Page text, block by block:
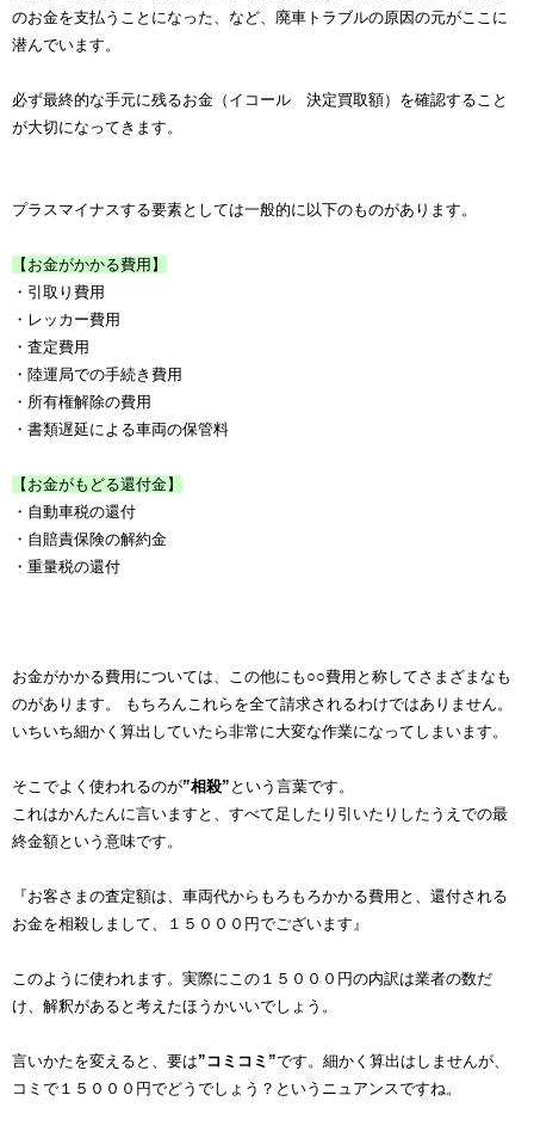
のお金を支払うことになった、など、廃車トラブルの原因の元がここに
潜んでいます。
必ず最終的な手元に残るお金（イコール 決定買取額）を確認すること
が大切になってきます。
プラスマイナスする要素としては一般的に以下のものがあります。
【お金がかかる費用】
・引取り費用
・レッカー費用
・査定費用
・陸運局での手続き費用
・所有権解除の費用
・書類遅延による車両の保管料
【お金がもどる還付金】
・自動車税の還付
・自賠責保険の解約金
・重量税の還付
お金がかかる費用については、この他にも○○費用と称してさまざまなも
のがあります。 もちろんこれらを全て請求されるわけではありません。
いちいち細かく算出していたら非常に大変な作業になってしまいます。
そこでよく使われるのが”相殺” という言葉です。
これはかんたんに言いますと、すべて足したり引いたりしたうえでの最
終金額という意味です。
『お客さまの査定額は、車両代からもろもろかかる費用と、還付される
お金を相殺しまして、１５０００円でございます』
このように使われます。実際にこの１５０００円の内訳は業者の数だ
け、解釈があると考えたほうかいいでしょう。
言いかたを変えると、要は”コミコミ”です。細かく算出はしませんが、
コミで１５０００円でどうでしょう？というニュアンスですね。